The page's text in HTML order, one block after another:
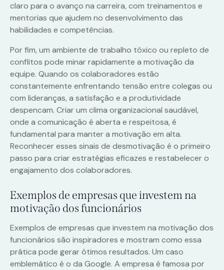
claro para o avanço na carreira, com treinamentos e
mentorias que ajudem no desenvolvimento das
habilidades e competências.
Por fim, um ambiente de trabalho tóxico ou repleto de
conflitos pode minar rapidamente a motivação da
equipe. Quando os colaboradores estão
constantemente enfrentando tensão entre colegas ou
com lideranças, a satisfação e a produtividade
despencam. Criar um clima organizacional saudável,
onde a comunicação é aberta e respeitosa, é
fundamental para manter a motivação em alta.
Reconhecer esses sinais de desmotivação é o primeiro
passo para criar estratégias eficazes e restabelecer o
engajamento dos colaboradores.
Exemplos de empresas que investem na
motivação dos funcionários
Exemplos de empresas que investem na motivação dos
funcionários são inspiradores e mostram como essa
prática pode gerar ótimos resultados. Um caso
emblemático é o da Google. A empresa é famosa por